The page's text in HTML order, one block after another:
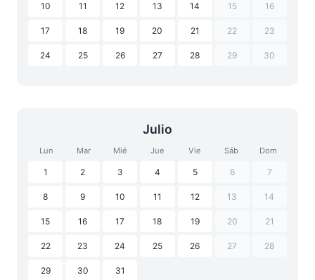
10 11 12 13 14 15 16
17 18 19 20 21 22 23
24 25 26 27 28 29 30
Julio
Lun Mar Mié Jue Vie Sáb Dom
1 2 3 4 5 6 7
8 9 10 11 12 13 14
15 16 17 18 19 20 21
22 23 24 25 26 27 28
29 30 31